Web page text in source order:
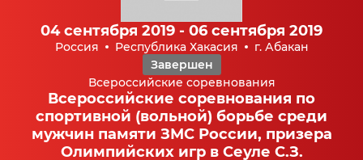
04 сентября 2019 - 06 сентября 2019
Россия Республика Хакасия г. Абакан
Всероссийские соревнования
Завершен
Всероссийские соревнования по
спортивной (вольной) борьбе среди
мужчин памяти ЗМС России, призера
Олимпийских игр в Сеуле С.З.